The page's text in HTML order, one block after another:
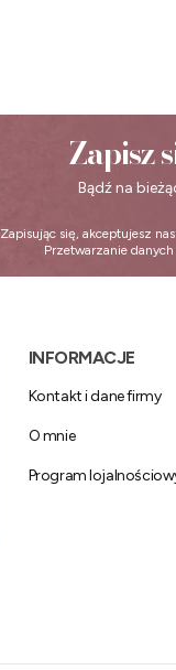
Zapisz
Bądź na
Zapisując się, akceptujesz
Przetwarzanie
Linki w
INFORMACJE
Kontakt i dane firmy
O mnie
Program